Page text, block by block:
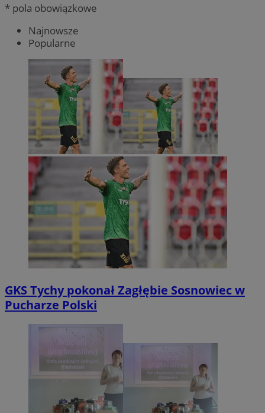
* pola obowiązkowe
Najnowsze
Popularne
GKS Tychy pokonał Zagłębie Sosnowiec w
Pucharze Polski